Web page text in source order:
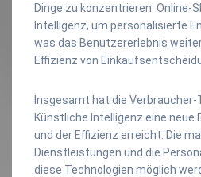
Dinge zu konzentrieren. Online-
Intelligenz, um personalisierte
was das Benutzererlebnis
Effizienz von
Insgesamt hat die Verbraucher-
Künstliche Intelligenz eine neue
und der Effizienz erreicht. Die
Dienstleistungen und die
diese Technologien möglich